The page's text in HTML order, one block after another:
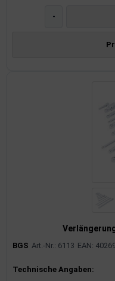
-
BGS Art.-Nr.: 6113 EAN:
Technische Angaben: